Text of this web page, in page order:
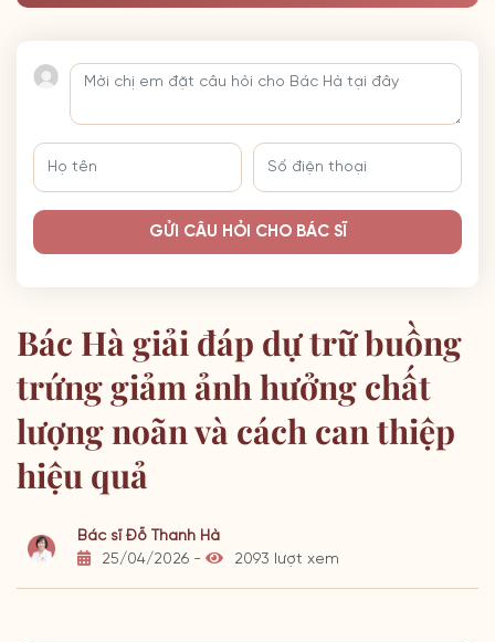
GỬI CÂU HỎI CHO BÁC SĨ
Bác Hà giải đáp dự trữ buồng
trứng giảm ảnh hưởng chất
lượng noãn và cách can thiệp
hiệu quả
Bác sĩ Đỗ Thanh Hà
25/04/2026 -
2093 lượt xem